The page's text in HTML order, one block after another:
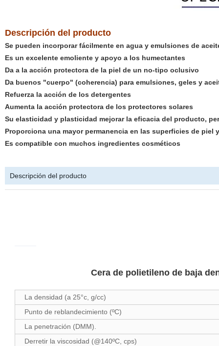
Descripción del producto
Se pueden incorporar fácilmente en agua y emulsiones de
Es un excelente emoliente y apoyo a los humectantes
Da a la acción protectora de la piel de un no-tipo oclusivo
Da buenos "cuerpo" (coherencia) para emulsiones, geles y
Refuerza la acción de los detergentes
Aumenta la acción protectora de los protectores solares
Su elasticidad y plasticidad mejorar la eficacia del producto,
Proporciona una mayor permanencia en las superficies de
Es compatible con muchos ingredientes cosméticos
Descripción del producto
Cera de polietileno de baja
La densidad (a 25°c, g/cc)
Punto de reblandecimiento (ºC)
La penetración (DMM).
Derretir la viscosidad (@140ºC, cps)